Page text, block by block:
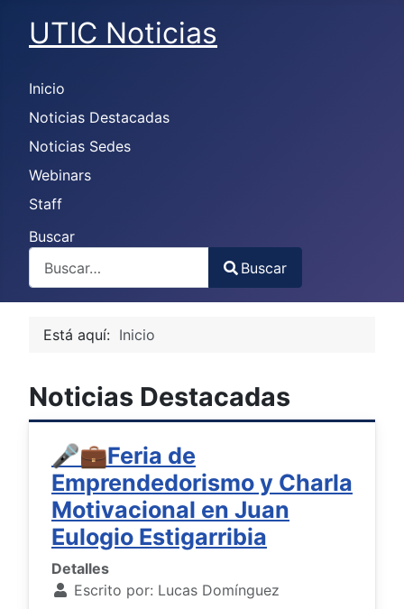
UTIC Noticias
Inicio
Noticias Destacadas
Noticias Sedes
Webinars
Staff
Buscar
Type 2 or more characters for results.
Buscar
Está aquí: Inicio
Noticias Destacadas
🎤💼Feria de
Emprendedorismo y Charla
Motivacional en Juan
Eulogio Estigarribia
Detalles
Escrito por: Lucas Domínguez